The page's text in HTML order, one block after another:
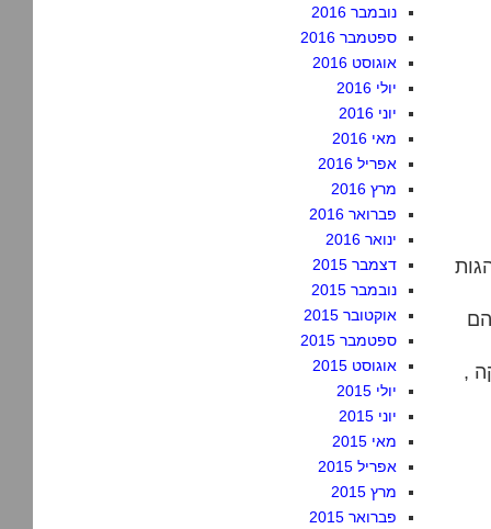
,
נובמבר 2016
ספטמבר 2016
אוגוסט 2016
יולי 2016
יוני 2016
מאי 2016
אפריל 2016
מרץ 2016
פברואר 2016
ינואר 2016
דצמבר 2015
נובמבר 2015
אוקטובר 2015
ספטמבר 2015
אוגוסט 2015
יולי 2015
יוני 2015
מאי 2015
אפריל 2015
מרץ 2015
פברואר 2015